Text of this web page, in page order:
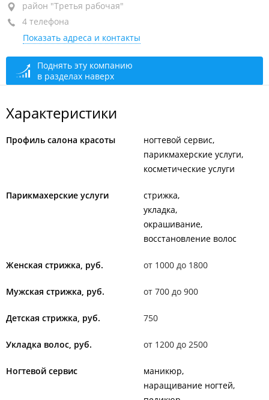
район "Третья рабочая", пр-т Красного Знамени,
120А
1-й этаж
+7 (423) 292-28-22
+7 908 992-28-22
район "Третья рабочая"
4 телефона
Показать адреса и контакты
Поднять эту компанию
в разделах наверх
Характеристики
Профиль салона красоты
ногтевой сервис
парикмахерские услуги
косметические услуги
Парикмахерские услуги
стрижка
укладка
окрашивание
восстановление волос
Женская стрижка, руб. от 1000 до 1800
Мужская стрижка, руб. от 700 до 900
Детская стрижка, руб. 750
Укладка волос, руб. от 1200 до 2500
Ногтевой сервис
маникюр
наращивание ногтей